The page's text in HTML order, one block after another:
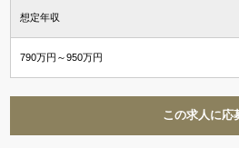
想定年収
790万円～950万円
この求人に応